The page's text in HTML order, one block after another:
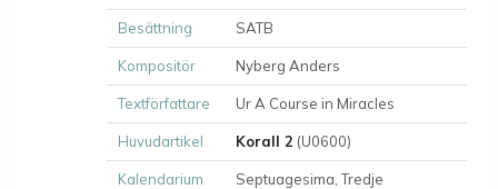
Besättning SATB
Kompositör Nyberg Anders
Textförfattare Ur A Course in Miracles
Huvudartikel Korall 2 (U0600)
Kalendarium
Septuagesima, Tredje